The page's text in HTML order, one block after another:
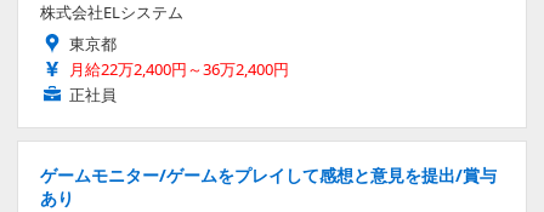
株式会社ELシステム
東京都
月給22万2,400円～36万2,400円
正社員
ゲームモニター/ゲームをプレイして感想と意見を提出/賞与
あり